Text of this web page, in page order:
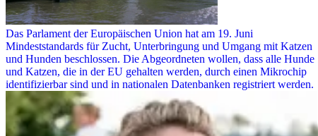
Das Parlament der Europäischen Union hat am 19. Juni
Mindeststandards für Zucht, Unterbringung und Umgang mit Katzen
und Hunden beschlossen. Die Abgeordneten wollen, dass alle Hunde
und Katzen, die in der EU gehalten werden, durch einen Mikrochip
identifizierbar sind und in nationalen Datenbanken registriert werden.